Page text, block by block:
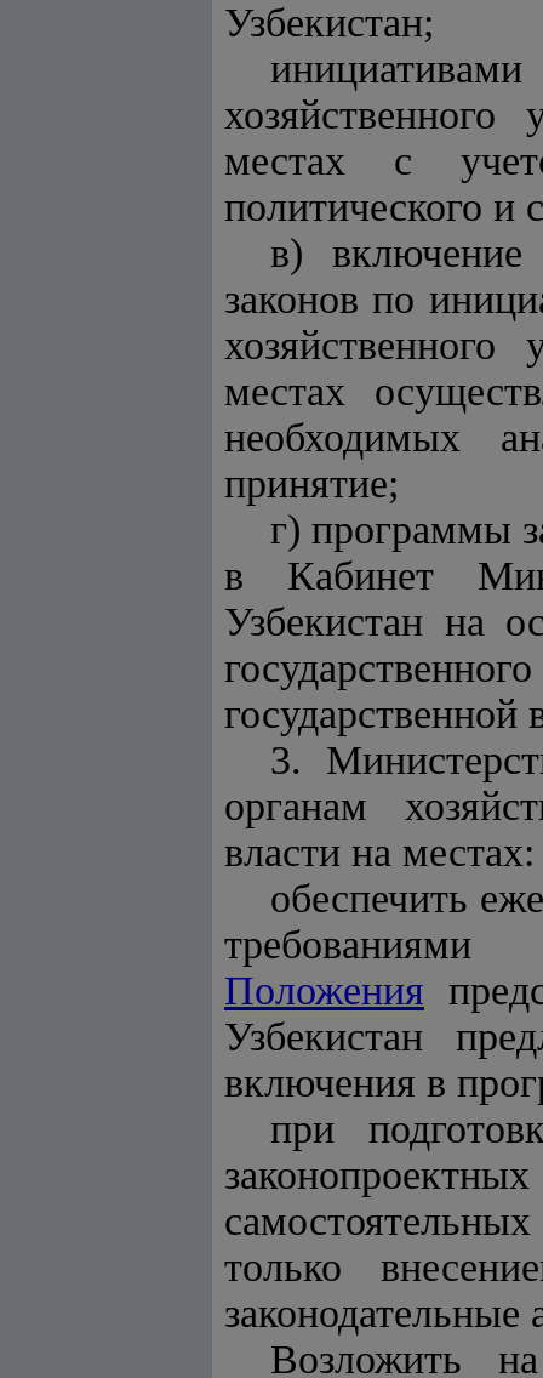
Узбекистан;
хозяйственного
местах с
политического и
в) включение
законов по
хозяйственного
местах
необходимых
принятие;
г) программы
в Кабинет
Узбекистан на
государственной
3.
органам
власти на местах:
обеспечить
требованиями
Положения
Узбекистан
включения в
при
только
законодательные
Возложить на